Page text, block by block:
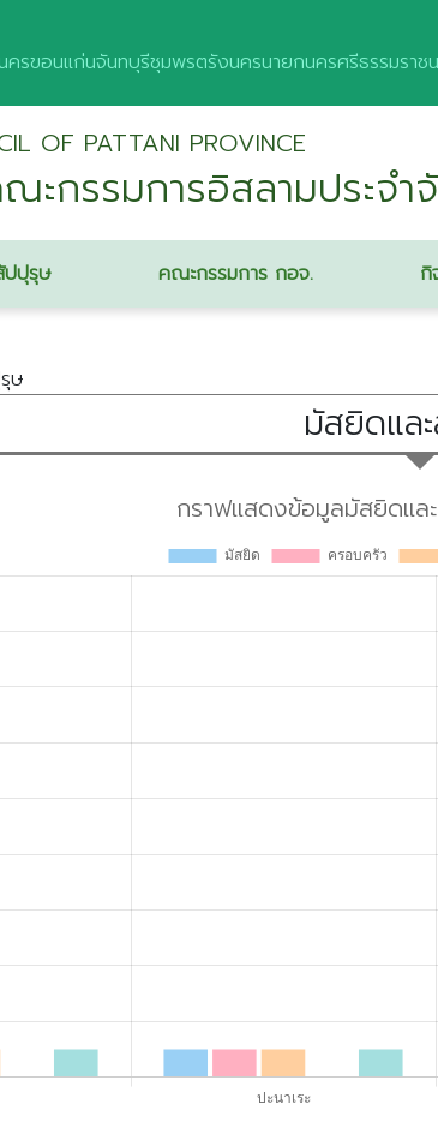
ครขอนแก่นจันทบุรีชุมพรตรังนครนายกนครศรีธรรมราช
OF PATTANI PROVINCE
ะกรรมการอิสลามประจ
ปปุรุษ คณะกรรมการ กอจ. กิ
ษ
มัสยิดแล